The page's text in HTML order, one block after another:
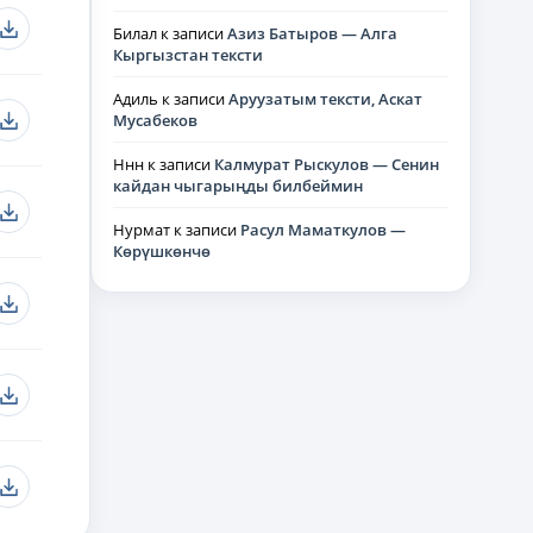
Билал к записиАзиз Батыров — Алга
Кыргызстан тексти
Адиль к записиАруузатым тексти, Аскат
Мусабеков
Ннн к записи Калмурат Рыскулов — Сенин
кайдан чыгарыңды билбеймин
Нурмат к записи Расул Маматкулов —
Көрүшкөнчө